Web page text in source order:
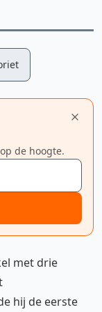
de hoogte.
met drie
hij de eerste